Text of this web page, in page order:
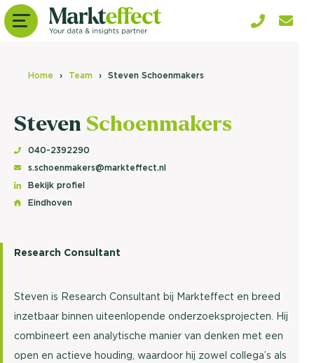
Home Team Steven Schoenmakers
Steven Schoenmakers
040-2392290
s.schoenmakers@markteffect.nl
Bekijk profiel
Eindhoven
Research Consultant
Steven is Research Consultant bij Markteffect en breed
inzetbaar binnen uiteenlopende onderzoeksprojecten. Hij
combineert een analytische manier van denken met een
open en actieve houding, waardoor hij zowel collega’s als